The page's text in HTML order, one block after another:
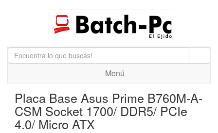
Menú
Placa Base Asus Prime B760M-A-
CSM Socket 1700/ DDR5/ PCIe
4.0/ Micro ATX